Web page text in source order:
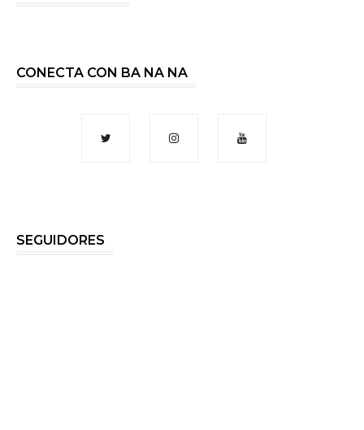
CONECTA CON BA NA NA
SEGUIDORES